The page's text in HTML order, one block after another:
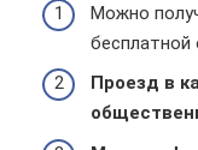
Можно
бесплатной
Проезд в